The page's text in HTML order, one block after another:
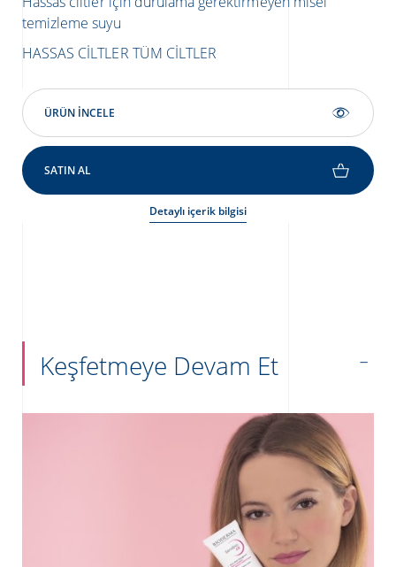
temizleme suyu
HASSAS CILTLER TÜM CILTLER
ÜRÜN INCELE
SATIN AL
Detaylı içerik bilgisi
Keşfetmeye Devam Et